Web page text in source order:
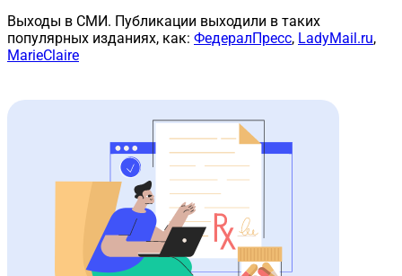
Выходы в СМИ. Публикации выходили в таких
популярных изданиях, как: ФедералПресс, LadyMail.ru,
MarieClaire